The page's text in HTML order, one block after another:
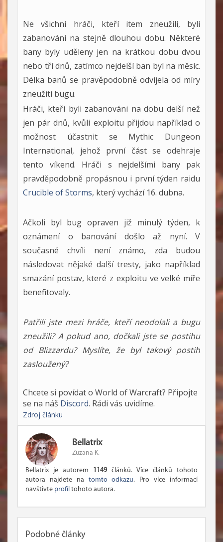
Ne všichni hráči, kteří item zneužili, byli
zabanováni na stejně dlouhou dobu. Některé
bany byly uděleny jen na krátkou dobu dvou
nebo tří dnů, zatímco nejdelší ban byl na měsíc.
Délka banů se pravěpodobně odvíjela od míry
zneužití bugu.
Hráči, kteří byli zabanováni na dobu delší než
jen pár dnů, kvůli exploitu přijdou například o
možnost účastnit se Mythic Dungeon
International, jehož první část se odehraje
tento víkend. Hráči s nejdelšími bany pak
pravděpodobně propásnou i první týden raidu
Crucible of Storms, který vychází 16. dubna.
Ačkoli byl bug opraven již minulý týden, k
oznámení o banování došlo až nyní. V
současné chvíli není známo, zda budou
následovat nějaké další tresty, jako například
smazání postav, které z exploitu ve velké míře
benefitovaly.
Patřili jste mezi hráče, kteří neodolali a bugu
zneužili? A pokud ano, dočkali jste se postihu
od Blizzardu? Myslíte, že byl takový postih
zasloužený?
Chcete si povídat o World of Warcraft? Připojte
se na náš Discord. Rádi vás uvidíme.
Zdroj článku
Bellatrix
Zuzana K.
Bellatrix je autorem 1149článků. Více článků tohoto
autora najdete na tomto odkazu. Pro více informací
navštivte profil tohoto autora.
Podobné články